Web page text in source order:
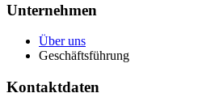
Unternehmen
Über uns
Geschäftsführung
Kontaktdaten